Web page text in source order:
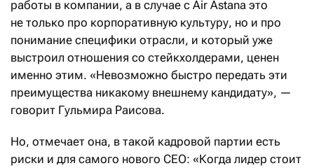
работы в компании, а в случае с Air Astana это
не только про корпоративную культуру, но и про
понимание специфики отрасли, и который уже
выстроил отношения со стейкхолдерами, ценен
именно этим. «Невозможно быстро передать эти
преимущества никакому внешнему кандидату», —
говорит Гульмира Раисова.
Но, отмечает она, в такой кадровой партии есть
риски и для самого нового CEO: «Когда лидер стоит